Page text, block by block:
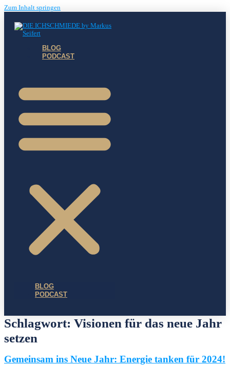
Zum Inhalt springen
BLOG
PODCAST
BLOG
PODCAST
Schlagwort: Visionen für das neue Jahr
setzen
Gemeinsam ins Neue Jahr: Energie tanken für 2024!